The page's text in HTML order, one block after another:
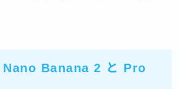
Nano Banana 2 と Pro